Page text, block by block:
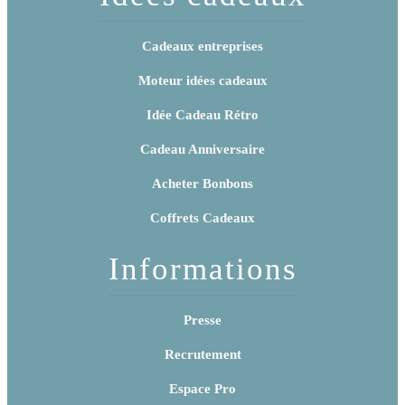
Cadeaux entreprises
Moteur idées cadeaux
Idée Cadeau Rétro
Cadeau Anniversaire
Acheter Bonbons
Coffrets Cadeaux
Informations
Presse
Recrutement
Espace Pro